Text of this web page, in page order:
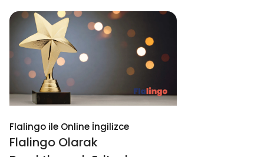
Flalingo ile Online İngilizce
Flalingo Olarak